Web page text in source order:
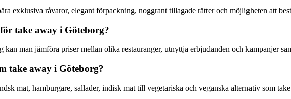
exklusiva råvaror, elegant förpackning, noggrant tillagade rätter och möjligheten att
take away i Göteborg?
man jämföra priser mellan olika restauranger, utnyttja erbjudanden och kampanjer
take away i Göteborg?
mat, hamburgare, sallader, indisk mat till vegetariska och veganska alternativ som